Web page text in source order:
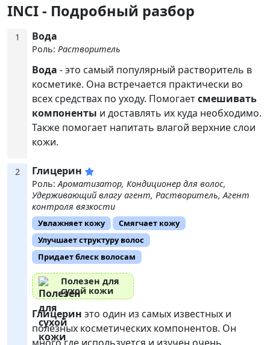
INCI - Подробный разбор
1 Вода
Роль: Растворитель
Вода - это самый популярный растворитель в
косметике. Она встречается практически во
всех средствах по уходу. Помогаетсмешивать
компоненты и доставлять их куда необходимо.
Также помогает напитать влагой верхние слои
кожи.
2 Глицерин
Роль: Ароматизатор, Кондиционер для волос,
Удерживающий влагу агент, Растворитель, Агент
контроля вязкости
Увлажняет кожу
Смягчает кожу
Улучшает структуру волос
Придает блеск волосам
Полезен для
сухой кожи
Глицерин это один из самых известных и
полезных косметических компонентов. Он